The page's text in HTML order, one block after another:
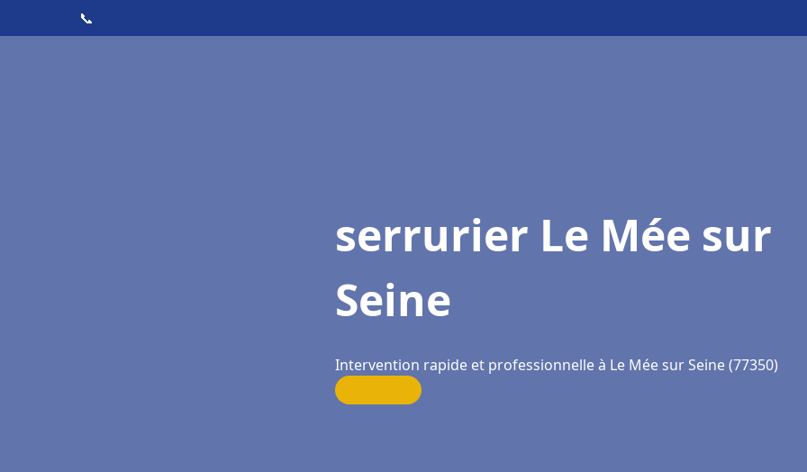
📞
serrurier Le Mée sur
Seine
Intervention rapide et professionnelle à Le Mée sur Seine (77350)